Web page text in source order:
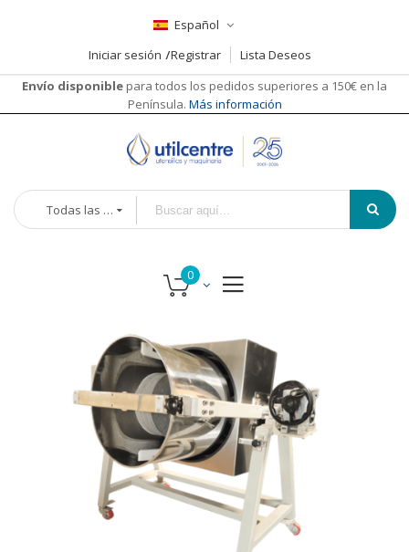
Español
Iniciar sesión
Registrar
Lista Deseos
Envío disponible para todos los pedidos superiores a 150€ en la
Península. Más información
Todas las categorías